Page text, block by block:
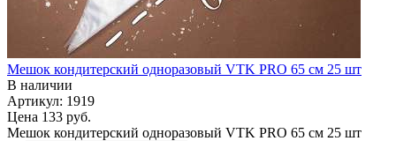
Мешок кондитерский одноразовый VTK PRO 65 см 25 шт
В наличии
Артикул: 1919
Цена 133 руб.
Мешок кондитерский одноразовый VTK PRO 65 см 25 шт